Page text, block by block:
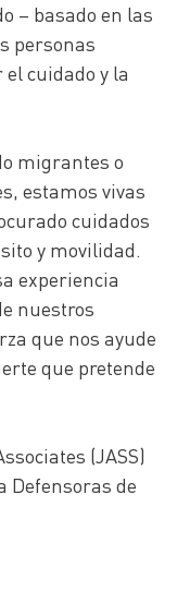
– basado en las
personas
cuidado y la
migrantes o
estamos vivas
cuidados
y movilidad.
experiencia
nuestros
que nos ayude
que pretende
(JASS)
Defensoras de